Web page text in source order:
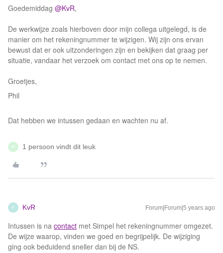
Goedemiddag @KvR,
De werkwijze zoals hierboven door mijn collega uitgelegd, is de
manier om het rekeningnummer te wijzigen. Wij zijn ons ervan
bewust dat er ook uitzonderingen zijn en bekijken dat graag per
situatie, vandaar het verzoek om contact met ons op te nemen.
Groetjes,
Phil
Dat hebben we intussen gedaan en wachten nu af.
M 1 persoon vindt dit leuk
K KvR Forum|Forum|5 years ago
Intussen is na contact met Simpel het rekeningnummer omgezet.
De wijze waarop, vinden we goed en begrijpelijk. De wijziging
ging ook beduidend sneller dan bij de NS.